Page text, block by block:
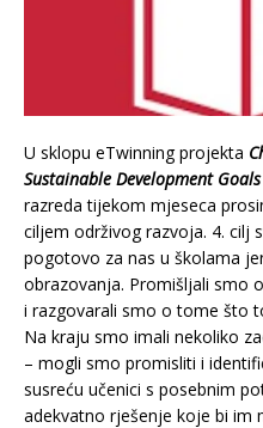
U sklopu eTwinning projekta
Sustainable Development
razreda tijekom mjeseca
ciljem održivog razvoja. 4. cilj
pogotovo za nas u školama
obrazovanja. Promišljali smo
i razgovarali smo o tome što
Na kraju smo imali nekoliko
– mogli smo promisliti i
susreću učenici s posebnim
adekvatno rješenje koje bi im